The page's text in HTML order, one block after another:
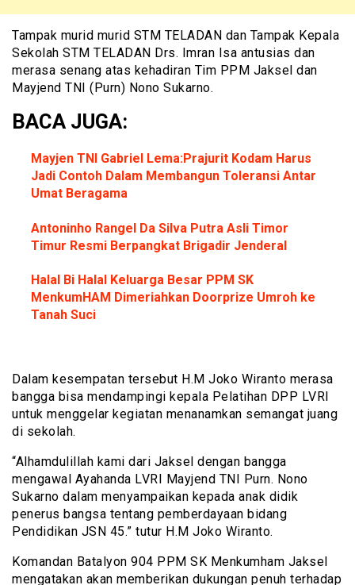
Tampak murid murid STM TELADAN dan Tampak Kepala
Sekolah STM TELADAN Drs. Imran Isa antusias dan
merasa senang atas kehadiran Tim PPM Jaksel dan
Mayjend TNI (Purn) Nono Sukarno.
BACA JUGA:
Mayjen TNI Gabriel Lema:Prajurit Kodam Harus
Jadi Contoh Dalam Membangun Toleransi Antar
Umat Beragama
Antoninho Rangel Da Silva Putra Asli Timor
Timur Resmi Berpangkat Brigadir Jenderal
Halal Bi Halal Keluarga Besar PPM SK
MenkumHAM Dimeriahkan Doorprize Umroh ke
Tanah Suci
Dalam kesempatan tersebut H.M Joko Wiranto merasa
bangga bisa mendampingi kepala Pelatihan DPP LVRI
untuk menggelar kegiatan menanamkan semangat juang
di sekolah.
“Alhamdulillah kami dari Jaksel dengan bangga
mengawal Ayahanda LVRI Mayjend TNI Purn. Nono
Sukarno dalam menyampaikan kepada anak didik
penerus bangsa tentang pemberdayaan bidang
Pendidikan JSN 45.” tutur H.M Joko Wiranto.
Komandan Batalyon 904 PPM SK Menkumham Jaksel
mengatakan akan memberikan dukungan penuh terhadap